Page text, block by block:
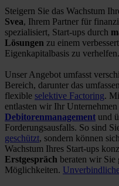
Steigern Sie das Wachstum
Svea, Ihrem Partner für
spezialisiert, Start-ups durch
Lösungen zu einem
Eigenkapitalbasis zu verhelfen.
Unser Angebot umfasst
Bereich, darunter das
flexible selektive Factoring.
entlasten wir Ihr
Debitorenmanagement und
Forderungsausfalls. So sind
geschützt, sondern können
Wachstum Ihres Start-ups
Erstgespräch beraten wir Sie
Möglichkeiten.